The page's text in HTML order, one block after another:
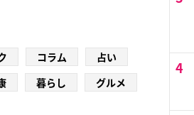
コラム
占い
暮らし グルメ